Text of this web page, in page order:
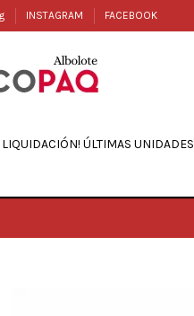
INSTAGRAM FACEBOOK
LIQUIDACIÓN! ÚLTIMAS UNIDADES